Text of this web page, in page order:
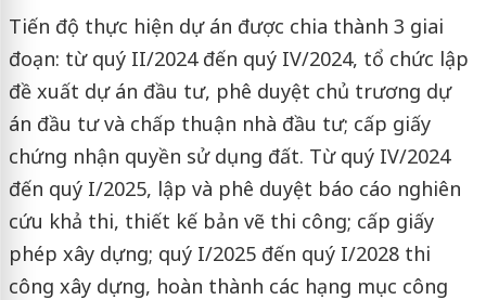
Tiến độ thực hiện dự án được chia thành 3 giai
đoạn: từ quý II/2024 đến quý IV/2024, tổ chức lập
đề xuất dự án đầu tư, phê duyệt chủ trương dự
án đầu tư và chấp thuận nhà đầu tư; cấp giấy
chứng nhận quyền sử dụng đất. Từ quý IV/2024
đến quý I/2025, lập và phê duyệt báo cáo nghiên
cứu khả thi, thiết kế bản vẽ thi công; cấp giấy
phép xây dựng; quý I/2025 đến quý I/2028 thi
công xây dựng, hoàn thành các hạng mục công